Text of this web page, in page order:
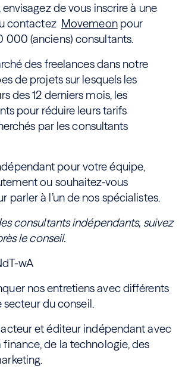
de vous inscrire à une
contactez Movemeonpour
000 (anciens) consultants.
des freelances dans notre
de projets sur lesquels les
des 12 derniers mois, les
pour réduire leurs tarifs
par les consultants
pour votre équipe,
ou souhaitez-vous
parler à l’un de nos spécialistes.
consultants indépendants, suivez
le conseil.
wA
nos entretiens avec différents
secteur du conseil.
et éditeur indépendant avec
de la technologie, des